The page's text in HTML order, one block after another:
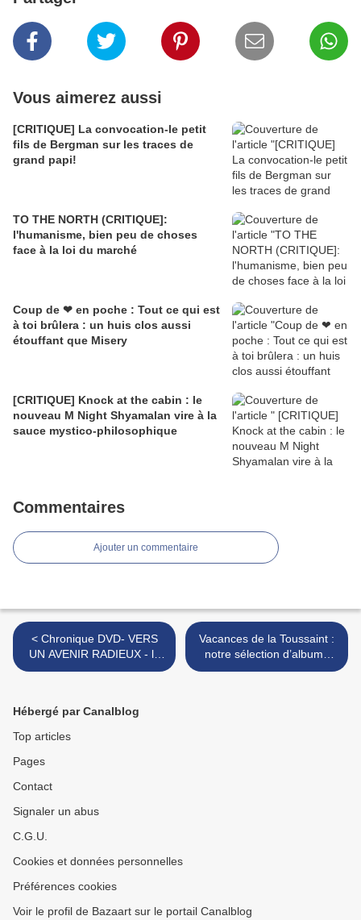
Vous aimerez aussi
[CRITIQUE] La convocation-le petit
fils de Bergman sur les traces de
grand papi!
TO THE NORTH (CRITIQUE]:
l'humanisme, bien peu de choses
face à la loi du marché
Coup de ❤ en poche : Tout ce qui est
à toi brûlera : un huis clos aussi
étouffant que Misery
[CRITIQUE] Knock at the cabin : le
nouveau M Night Shyamalan vire à la
sauce mystico-philosophique
Commentaires
Ajouter un commentaire
< Chronique DVD- VERS
UN AVENIR RADIEUX - la
lettre d'amour un peu
Vacances de la Toussaint :
notre sélection d’albums
jeunesse:2nde partie >
Hébergé par Canalblog
Top articles
Pages
Contact
Signaler un abus
C.G.U.
Cookies et données personnelles
Préférences cookies
Voir le profil de Bazaart sur le portail Canalblog